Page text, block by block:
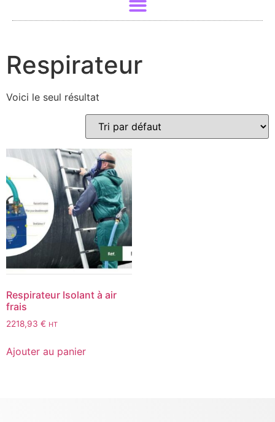
Respirateur
Voici le seul résultat
Respirateur Isolant à air
frais
2218,93 € HT
Ajouter au panier